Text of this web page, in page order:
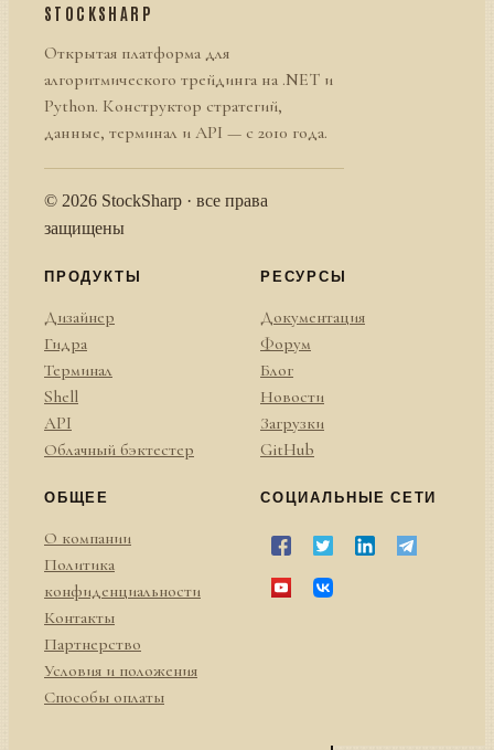
STOCKSHARP
Открытая платформа для
алгоритмического трейдинга на .NET и
Python. Конструктор стратегий,
данные, терминал и API — с 2010 года.
© 2026 StockSharp · все права
защищены
ПРОДУКТЫ
Дизайнер
Гидра
Терминал
Shell
API
Облачный бэктестер
РЕСУРСЫ
Документация
Форум
Блог
Новости
Загрузки
GitHub
ОБЩЕЕ
О компании
Политика
конфиденциальности
Контакты
Партнерство
Условия и положения
Способы оплаты
СОЦИАЛЬНЫЕ СЕТИ